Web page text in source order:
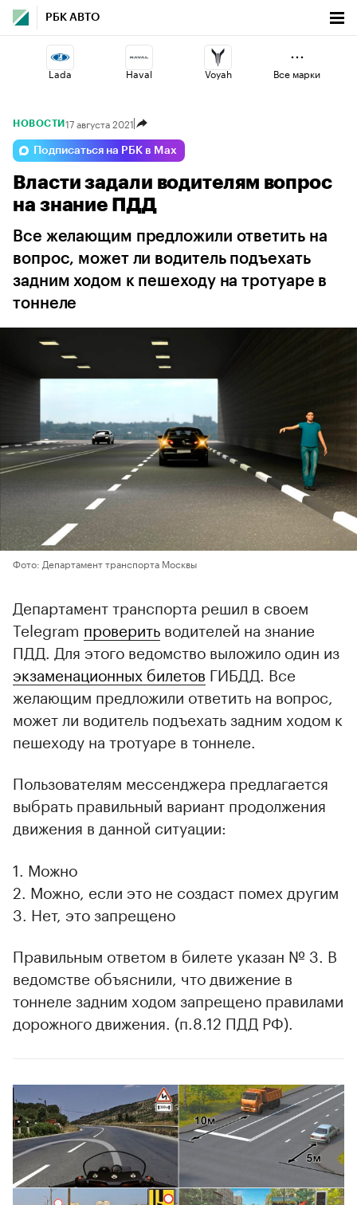
РБК АВТО
Lada Haval Voyah
Esteo Jaecoo
Changan Omoda Volga
Все марки
НОВОСТИ 17 августа 2021
Подписаться на РБК в Max
Власти задали водителям вопрос
на знание ПДД
Все желающим предложили ответить на
вопрос, может ли водитель подъехать
задним ходом к пешеходу на тротуаре в
тоннеле
Фото: Департамент транспорта Москвы
Департамент транспорта решил в своем
Telegram проверить водителей на знание
ПДД. Для этого ведомство выложило один из
экзаменационных билетов ГИБДД. Все
желающим предложили ответить на вопрос,
может ли водитель подъехать задним ходом к
пешеходу на тротуаре в тоннеле.
Пользователям мессенджера предлагается
выбрать правильный вариант продолжения
движения в данной ситуации:
1. Можно
2. Можно, если это не создаст помех другим
3. Нет, это запрещено
Правильным ответом в билете указан № 3. В
ведомстве объяснили, что движение в
тоннеле задним ходом запрещено правилами
дорожного движения. (п.8.12 ПДД РФ).